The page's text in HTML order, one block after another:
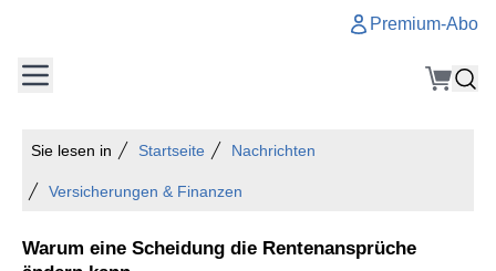
Premium-Abo
Sie lesen in Startseite Nachrichten
Versicherungen & Finanzen
Warum eine Scheidung die Rentenansprüche